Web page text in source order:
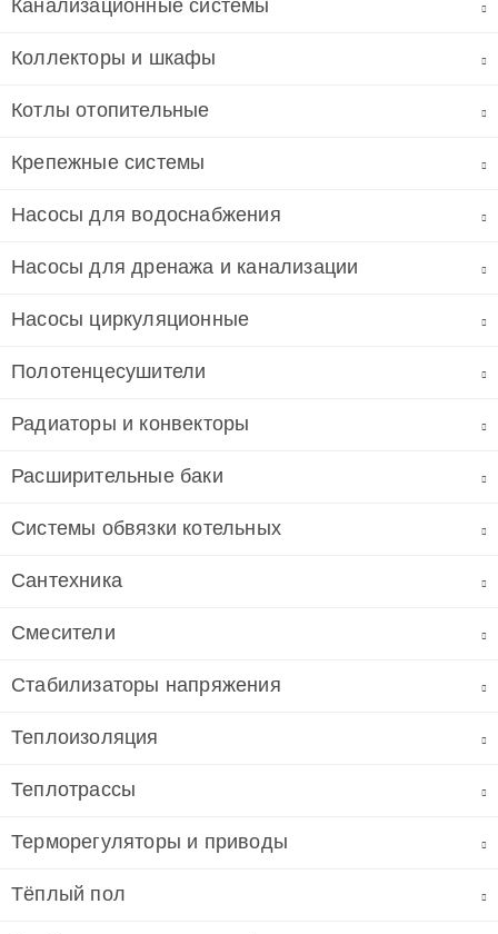
Канализационные системы
Коллекторы и шкафы
Котлы отопительные
Крепежные системы
Насосы для водоснабжения
Насосы для дренажа и канализации
Насосы циркуляционные
Полотенцесушители
Радиаторы и конвекторы
Расширительные баки
Системы обвязки котельных
Сантехника
Смесители
Стабилизаторы напряжения
Теплоизоляция
Теплотрассы
Терморегуляторы и приводы
Тёплый пол